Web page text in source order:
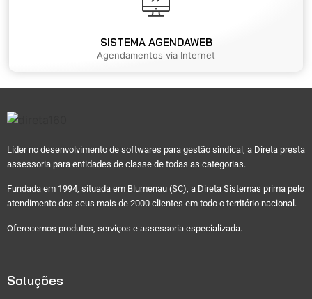
SISTEMA AGENDAWEB
Agendamentos via Internet
Líder no desenvolvimento de softwares para gestão sindical, a Direta presta
assessoria para entidades de classe de todas as categorias.
Fundada em 1994, situada em Blumenau (SC), a Direta Sistemas prima pelo
atendimento dos seus mais de 2000 clientes em todo o território nacional.
Oferecemos produtos, serviços e assessoria especializada.
Soluções